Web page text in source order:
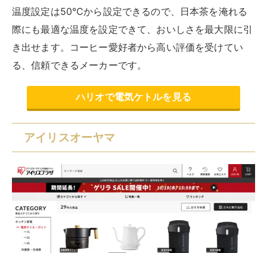
温度設定は50℃から設定できるので、日本茶を淹れる
際にも最適な温度を設定できて、おいしさを最大限に引
き出せます。コーヒー愛好者から高い評価を受けてい
る、信頼できるメーカーです。
ハリオで電気ケトルを見る
アイリスオーヤマ